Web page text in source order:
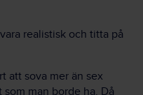
realistisk och titta på
att sova mer än sex
man borde ha. Då